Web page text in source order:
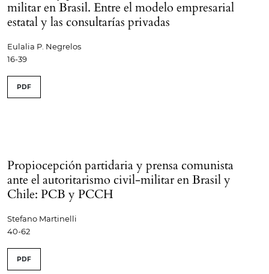
militar en Brasil. Entre el modelo empresarial
estatal y las consultarías privadas
Eulalia P. Negrelos
16-39
PDF
Propiocepción partidaria y prensa comunista
ante el autoritarismo civil-militar en Brasil y
Chile: PCB y PCCH
Stefano Martinelli
40-62
PDF